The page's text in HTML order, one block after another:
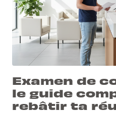
Examen de
le guide
rebâtir ta